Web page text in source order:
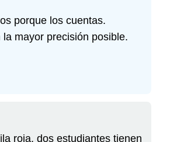
porque los cuentas.
mayor precisión posible.
roja, dos estudiantes tienen